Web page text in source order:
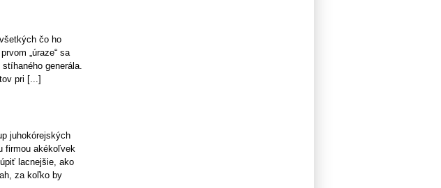
čo ho
„úraze“ sa
generála.
pri [...]
juhokórejských
firmou akékoľvek
lacnejšie, ako
za koľko by